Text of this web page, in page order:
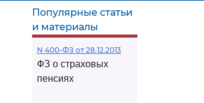
Популярные статьи
и материалы
N 400-ФЗ от 28.12.2013
ФЗ о страховых
пенсиях